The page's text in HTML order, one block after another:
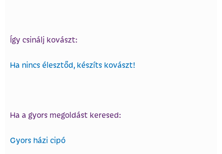
Így csinálj kovászt:
Ha nincs élesztőd, készíts kovászt!
Ha a gyors megoldást keresed:
Gyors házi cipó